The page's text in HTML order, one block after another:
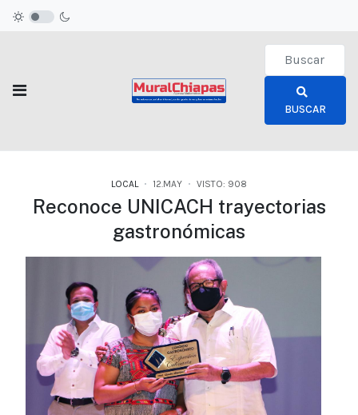
Type 2 or
BUSCAR
LOCAL 12.MAY VISTO: 908
Reconoce UNICACH trayectorias
gastronómicas